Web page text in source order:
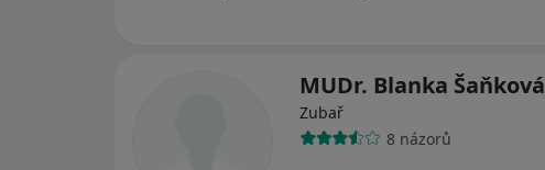
MUDr. Blanka Šaňková
Zubař
8 názorů